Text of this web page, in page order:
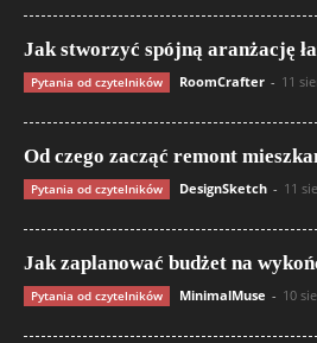
Jak stworzyć spójną aranżację
Pytania od czytelników RoomCrafter - 11
Od czego zacząć remont
Pytania od czytelników DesignSketch - 11
Jak zaplanować budżet na
Pytania od czytelników MinimalMuse - 10